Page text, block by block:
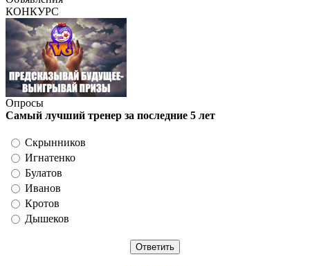
КОНКУРС
Опросы
Самый лучший тренер за последние 5 лет
Скрынников
Игнатенко
Булатов
Иванов
Кротов
Дышеков